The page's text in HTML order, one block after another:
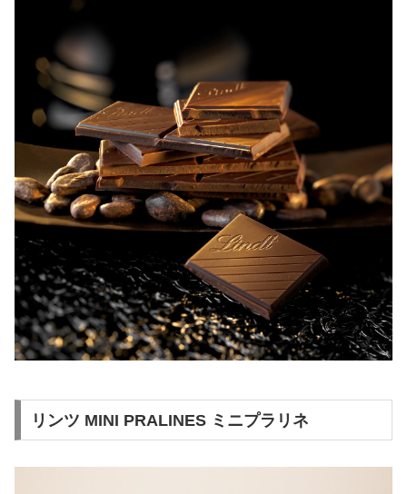
リンツ MINI PRALINES ミニプラリネ